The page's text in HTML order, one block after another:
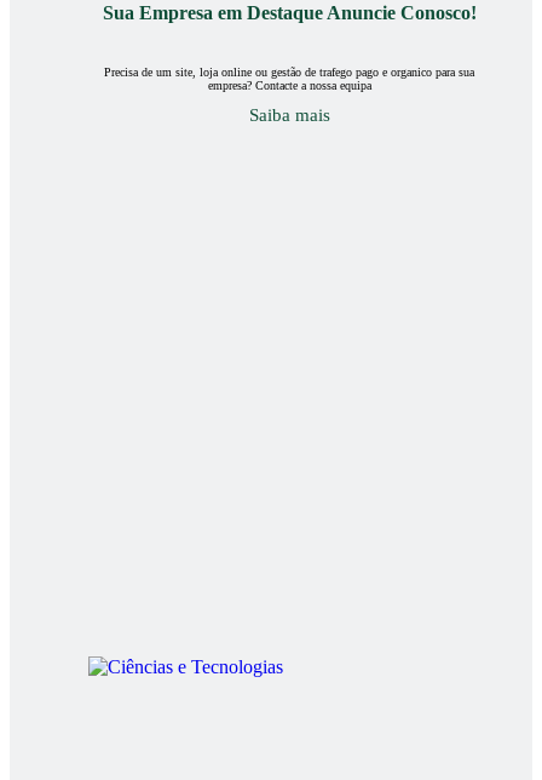
Sua Empresa em Destaque Anuncie Conosco!
Precisa de um site, loja online ou gestão de trafego pago e organico para sua
empresa? Contacte a nossa equipa
Saiba mais